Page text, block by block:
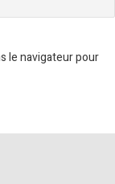
le navigateur pour